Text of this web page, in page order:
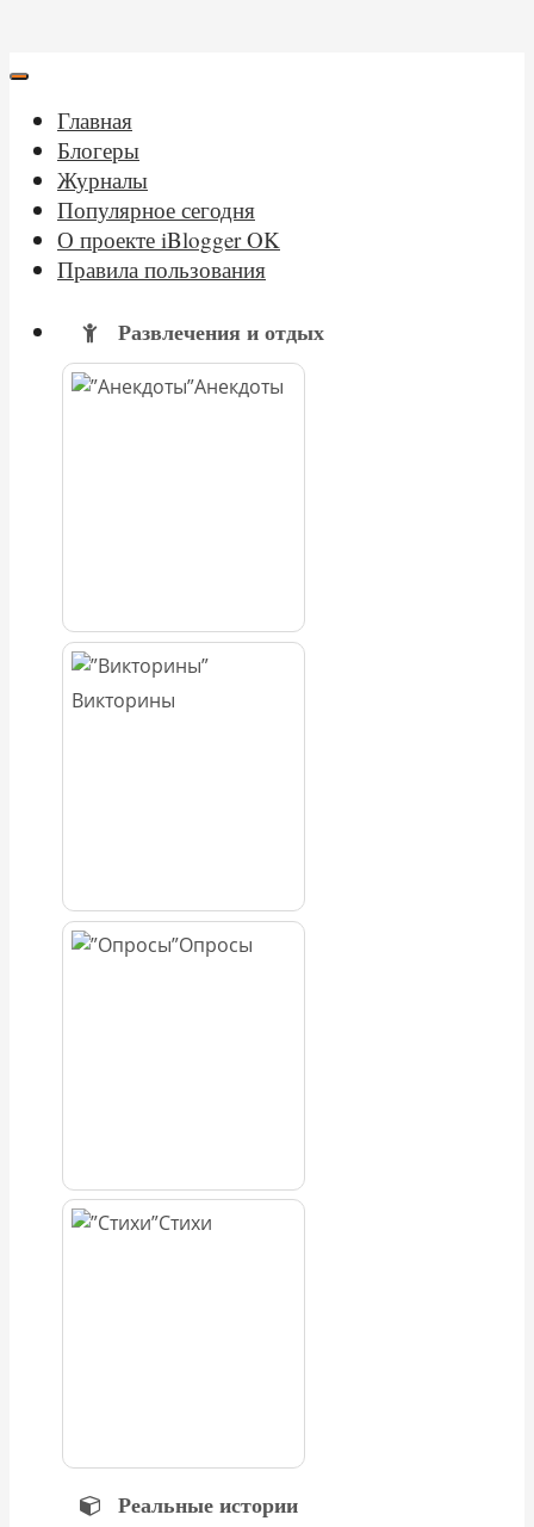
Главная
Блогеры
Журналы
Популярное сегодня
О проекте iBlogger OK
Правила пользования
Развлечения и отдых
Анекдоты
Викторины
Опросы
Стихи
Реальные истории